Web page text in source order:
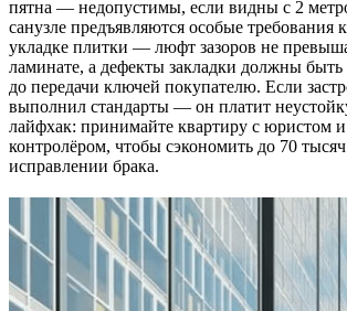
пятна — недопустимы, если видны с 2
санузле предъявляются особые требования
укладке плитки — люфт зазоров не
ламинате, а дефекты закладки должны быть
до передачи ключей покупателю. Если
выполнил стандарты — он платит
лайфхак: принимайте квартиру с юристом
контролёром, чтобы сэкономить до 70
исправлении брака.